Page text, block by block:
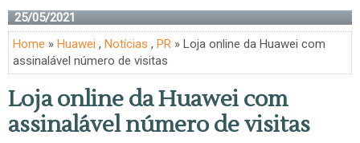
25/05/2021
Home » Huawei , Notícias , PR » Loja online da Huawei com
assinalável número de visitas
Loja online da Huawei com
assinalável número de visitas